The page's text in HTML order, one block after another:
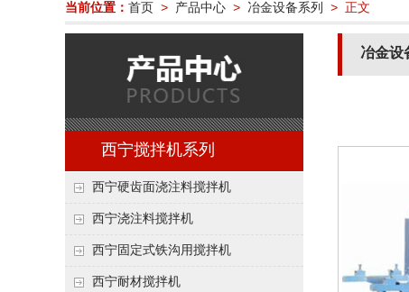
当前位置： 首页 > 产品中心 > 冶金设备系列 > 正文
西宁搅拌机系列
西宁硬齿面浇注料搅拌机
西宁浇注料搅拌机
西宁固定式铁沟用搅拌机
西宁耐材搅拌机
冶金设